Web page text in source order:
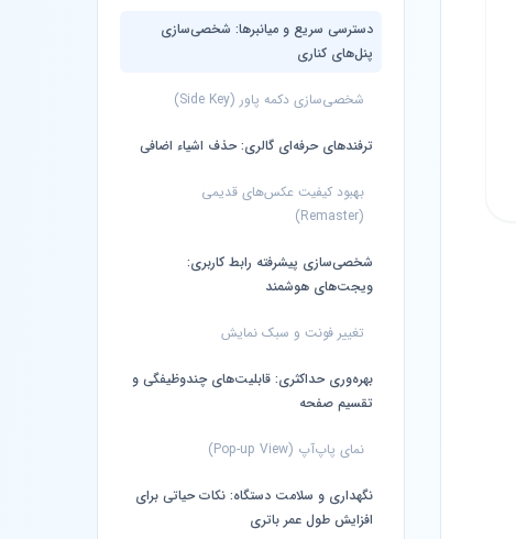
دسترسی سریع و میانبرها: شخصی‌سازی
پنل‌های کناری
شخصی‌سازی دکمه پاور (Side Key)
ترفندهای حرفه‌ای گالری: حذف اشیاء اضافی
بهبود کیفیت عکس‌های قدیمی
(Remaster)
شخصی‌سازی پیشرفته رابط کاربری:
ویجت‌های هوشمند
تغییر فونت و سبک نمایش
بهره‌وری حداکثری: قابلیت‌های چندوظیفگی و
تقسیم صفحه
نمای پاپ‌آپ (Pop-up View)
نگهداری و سلامت دستگاه: نکات حیاتی برای
افزایش طول عمر باتری